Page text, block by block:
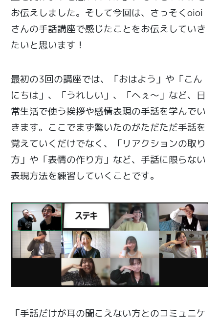
お伝えしました。そして今回は、さっそくoioi
さんの手話講座で感じたことをお伝えしていき
たいと思います！
最初の3回の講座では、「おはよう」や「こん
にちは」、「うれしい」、「へぇ〜」など、日
常生活で使う挨拶や感情表現の手話を学んでい
きます。ここでまず驚いたのがただただ手話を
覚えていくだけでなく、「リアクションの取り
方」や「表情の作り方」など、手話に限らない
表現方法を練習していくことです。
「手話だけが耳の聞こえない方とのコミュニケ